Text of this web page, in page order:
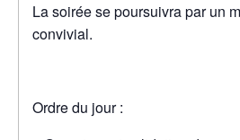
La soirée se poursuivra par un
convivial.
Ordre du jour :